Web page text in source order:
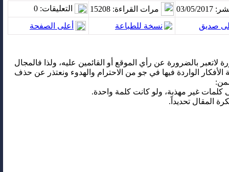
التعليقات: 0 مرات القراءة: 15208
2017
أعلى الصفحة
نسخة للطباعة صديق
لاتعبر بالضرورة عن رأي الموقع أو القائمين عليه، ولذا فالمجال
الأفكار الواردة فيها في جو من الاحترام والهدوء ونعتذر عن حذف